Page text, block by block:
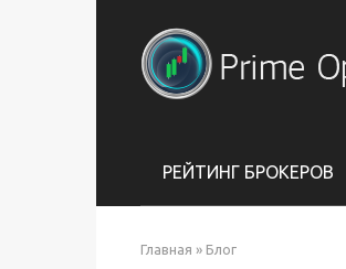
РЕЙТИНГ БРОКЕРОВ
Главная » Блог